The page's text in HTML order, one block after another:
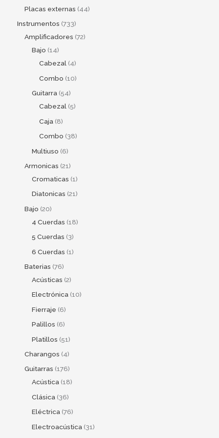
Placas externas 44
Instrumentos 733
Amplificadores 72
Bajo 14
Cabezal 4
Combo 10
Guitarra 54
Cabezal 5
Caja 8
Combo 38
Multiuso 6
Armonicas 21
Cromaticas 1
Diatonicas 21
Bajo 20
4 Cuerdas 18
5 Cuerdas 3
6 Cuerdas 1
Baterias 76
Acústicas 2
Electrónica 10
Fierraje 6
Palillos 6
Platillos 51
Charangos 4
Guitarras 176
Acústica 18
Clásica 36
Eléctrica 76
Electroacústica 31